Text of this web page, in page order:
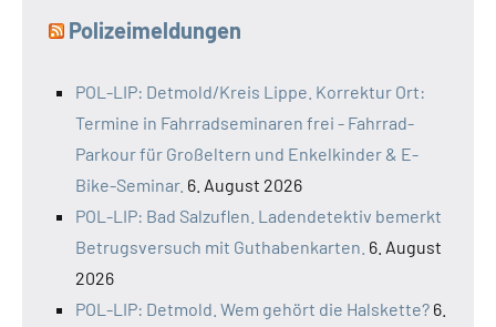
Polizeimeldungen
POL-LIP: Detmold/Kreis Lippe. Korrektur Ort:
Termine in Fahrradseminaren frei - Fahrrad-
Parkour für Großeltern und Enkelkinder & E-
Bike-Seminar. 6. August 2026
POL-LIP: Bad Salzuflen. Ladendetektiv bemerkt
Betrugsversuch mit Guthabenkarten. 6. August
2026
POL-LIP: Detmold. Wem gehört die Halskette? 6.